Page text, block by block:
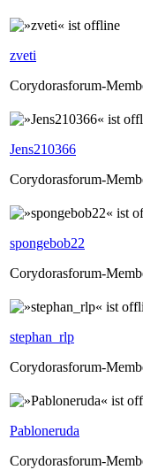
zveti
Corydorasforum-
Jens210366
Corydorasforum-
spongebob22
Corydorasforum-
stephan_rlp
Corydorasforum-
Pabloneruda
Corydorasforum-